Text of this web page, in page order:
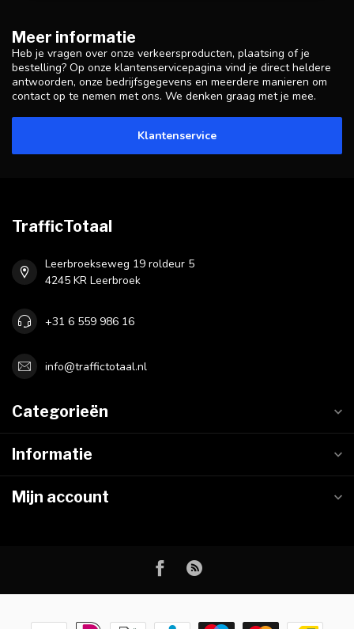
Meer informatie
Heb je vragen over onze verkeersproducten, plaatsing of je
bestelling? Op onze klantenservicepagina vind je direct heldere
antwoorden, onze bedrijfsgegevens en meerdere manieren om
contact op te nemen met ons. We denken graag met je mee.
Klantenservice
TrafficTotaal
Leerbroekseweg 19 roldeur 5
4245 KR Leerbroek
+31 6 559 986 16
info@traffictotaal.nl
Categorieën
Informatie
Mijn account